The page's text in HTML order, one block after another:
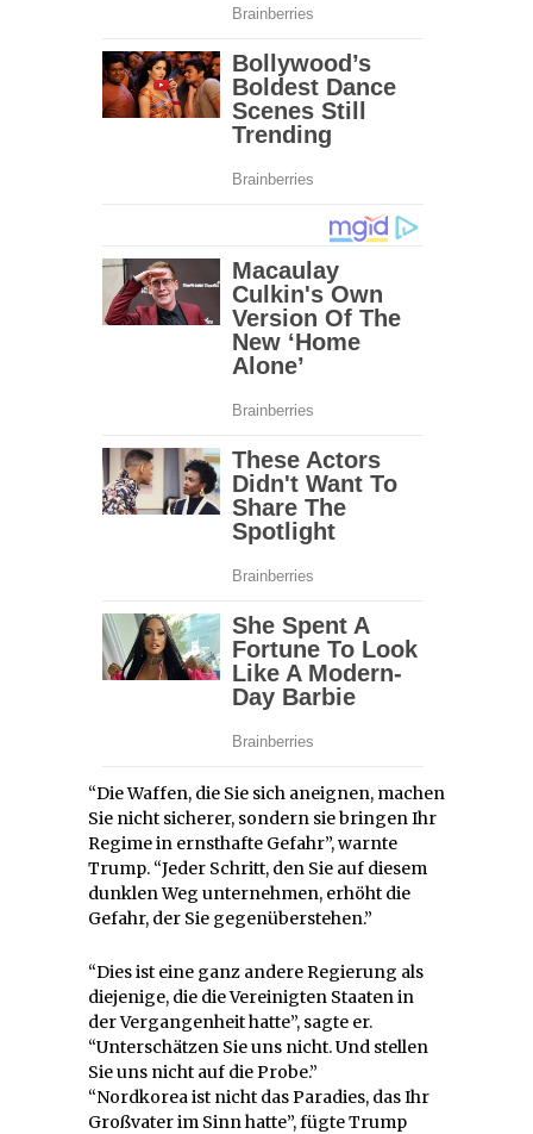
“Die Waffen, die Sie sich aneignen, machen
Sie nicht sicherer, sondern sie bringen Ihr
Regime in ernsthafte Gefahr”, warnte
Trump. “Jeder Schritt, den Sie auf diesem
dunklen Weg unternehmen, erhöht die
Gefahr, der Sie gegenüberstehen.”
“Dies ist eine ganz andere Regierung als
diejenige, die die Vereinigten Staaten in
der Vergangenheit hatte”, sagte er.
“Unterschätzen Sie uns nicht. Und stellen
Sie uns nicht auf die Probe.”
“Nordkorea ist nicht das Paradies, das Ihr
Großvater im Sinn hatte”, fügte Trump